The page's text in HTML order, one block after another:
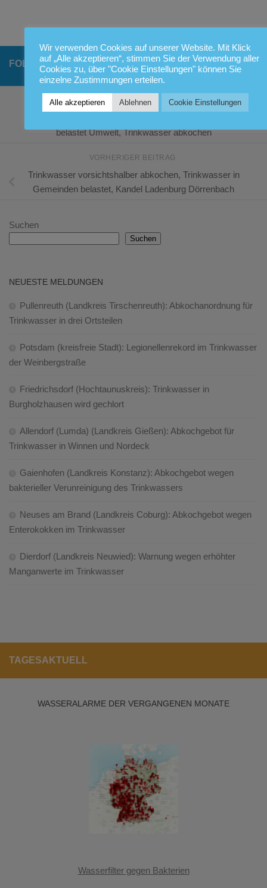
FOLGEN:
NÄCHSTER BEITRAG
belastet Umwelt, Trinkwasser abkochen
VORHERIGER BEITRAG
Trinkwasser vorsichtshalber abkochen, Trinkwasser in
Gemeinden belastet, Kandel Ladenburg Dörrenbach
Suchen
Suchen
NEUESTE MELDUNGEN
Pullenreuth (Landkreis Tirschenreuth): Abkochanordnung für
Trinkwasser in drei Ortsteilen
Potsdam (kreisfreie Stadt): Legionellenrekord im Trinkwasser
der Weinbergstraße
Friedrichsdorf (Hochtaunuskreis): Trinkwasser in
Burgholzhausen wird gechlort
Allendorf (Lumda) (Landkreis Gießen): Abkochgebot für
Trinkwasser in Winnen und Nordeck
Gaienhofen (Landkreis Konstanz): Abkochgebot wegen
bakterieller Verunreinigung des Trinkwassers
Neuses am Brand (Landkreis Coburg): Abkochgebot wegen
Enterokokken im Trinkwasser
Dierdorf (Landkreis Neuwied): Warnung wegen erhöhter
Manganwerte im Trinkwasser
TAGESAKTUELL
WASSERALARME DER VERGANGENEN MONATE
Wasserfilter gegen Bakterien
Wir verwenden Cookies auf unserer Website. Mit Klick
auf „Alle akzeptieren“, stimmen Sie der Verwendung aller
Cookies zu, über "Cookie Einstellungen" können Sie
einzelne Zustimmungen erteilen.
Alle akzeptieren Ablehnen Cookie Einstellungen